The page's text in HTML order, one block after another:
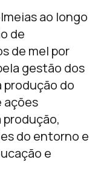
ao longo
de
de mel por
gestão dos
produção do
ações
do entorno e
e